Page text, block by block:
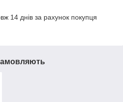
14 днів за рахунок покупця